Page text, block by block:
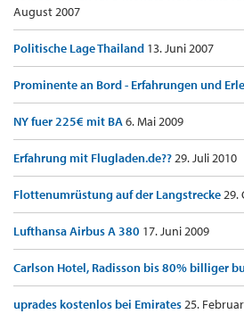
August 2007
Politische Lage Thailand 13. Juni 2007
Prominente an Bord - Erfahrungen und
NY fuer 225€ mit BA6. Mai 2009
Erfahrung mit Flugladen.de??29. Juli 2010
Flottenumrüstung auf der Langstrecke29.
Lufthansa Airbus A 380 17. Juni 2009
Carlson Hotel, Radisson bis 80% billiger
uprades kostenlos bei Emirates25.